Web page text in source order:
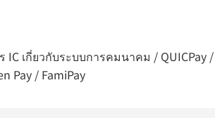
IC เกี่ยวกับระบบการคมนาคม /
Pay / FamiPay